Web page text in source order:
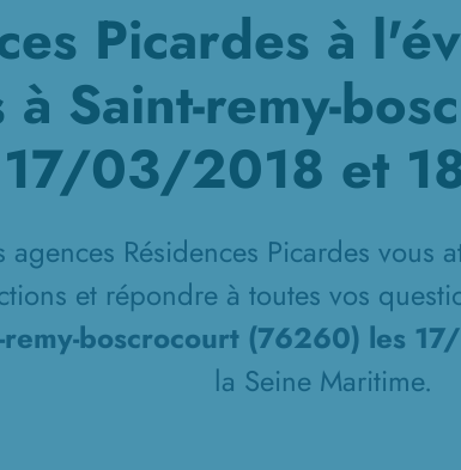
Picardes à
à Saint-remy-
17/03/2018 et
agences Résidences Picardes vous
et répondre à toutes vos
remy-boscrocourt (76260) les
la Seine Maritime.